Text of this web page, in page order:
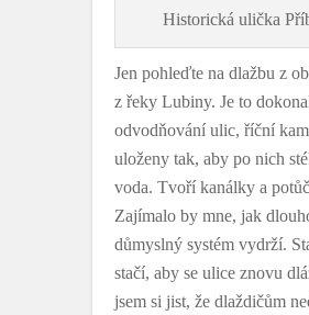
Historická ulička
Jen pohleďte na dlažbu z
z řeky Lubiny. Je to
odvodňování ulic, říční
uloženy tak, aby po nich
voda. Tvoří kanálky a
Zajímalo by mne, jak
důmyslný systém vydrží.
stačí, aby se ulice znovu
jsem si jist, že dlaždičům